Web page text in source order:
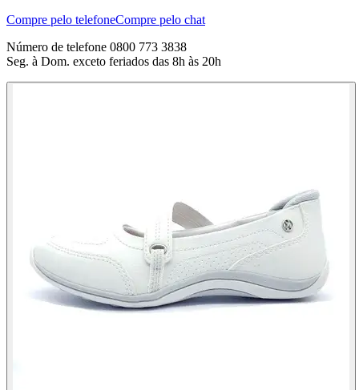
Compre pelo telefoneCompre pelo chat
Número de telefone 0800 773 3838
Seg. à Dom. exceto feriados das 8h às 20h